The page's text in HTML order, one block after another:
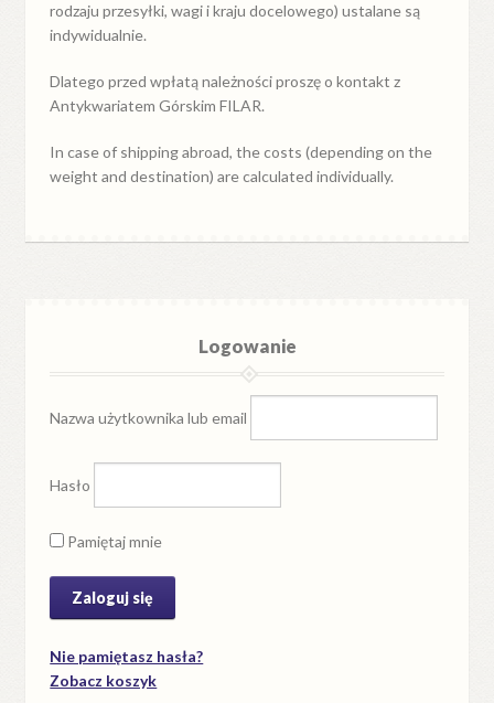
rodzaju przesyłki, wagi i kraju docelowego) ustalane są
indywidualnie.
Dlatego przed wpłatą należności proszę o kontakt z
Antykwariatem Górskim FILAR.
In case of shipping abroad, the costs (depending on the
weight and destination) are calculated individually.
Logowanie
Nazwa użytkownika lub email
Hasło
Pamiętaj mnie
Nie pamiętasz hasła?
Zobacz koszyk